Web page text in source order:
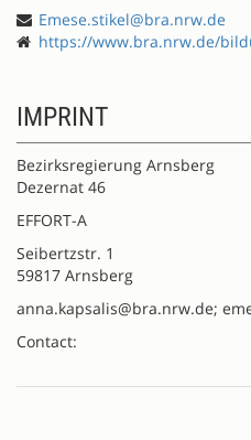
Emese.stikel@bra.nrw.de
https://www.bra.nrw.de/bildung-schule/
IMPRINT
Bezirksregierung Arnsberg
Dezernat 46
EFFORT-A
Seibertzstr. 1
59817 Arnsberg
anna.kapsalis@bra.nrw.de;
Contact: